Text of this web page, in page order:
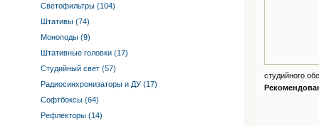
Светофильтры (104)
Штативы (74)
Моноподы (9)
Штативные головки (17)
Студийный свет (57)
Радиосинхронизаторы и ДУ (17)
Софтбоксы (64)
Рефлекторы (14)
студийного